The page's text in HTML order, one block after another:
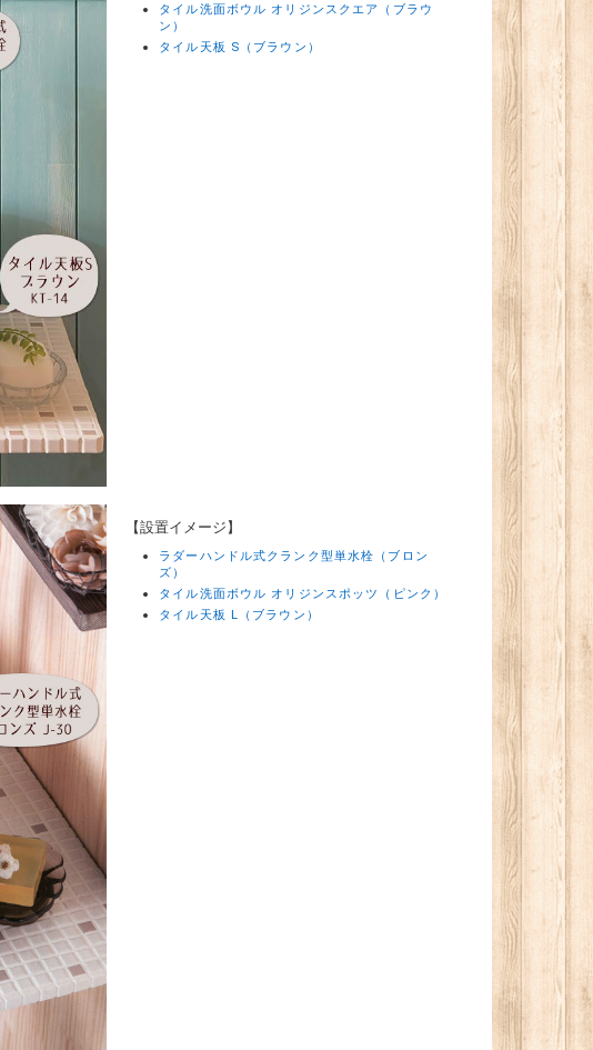
タイル洗面ボウル オリジンスクエア（ブラウ
ン）
タイル天板 S（ブラウン）
【設置イメージ】
ラダーハンドル式クランク型単水栓（ブロン
ズ）
タイル洗面ボウル オリジンスポッツ（ピンク）
タイル天板 L（ブラウン）